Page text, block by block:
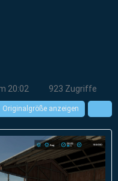
20:02 923 Zugriffe
Originalgröße anzeigen